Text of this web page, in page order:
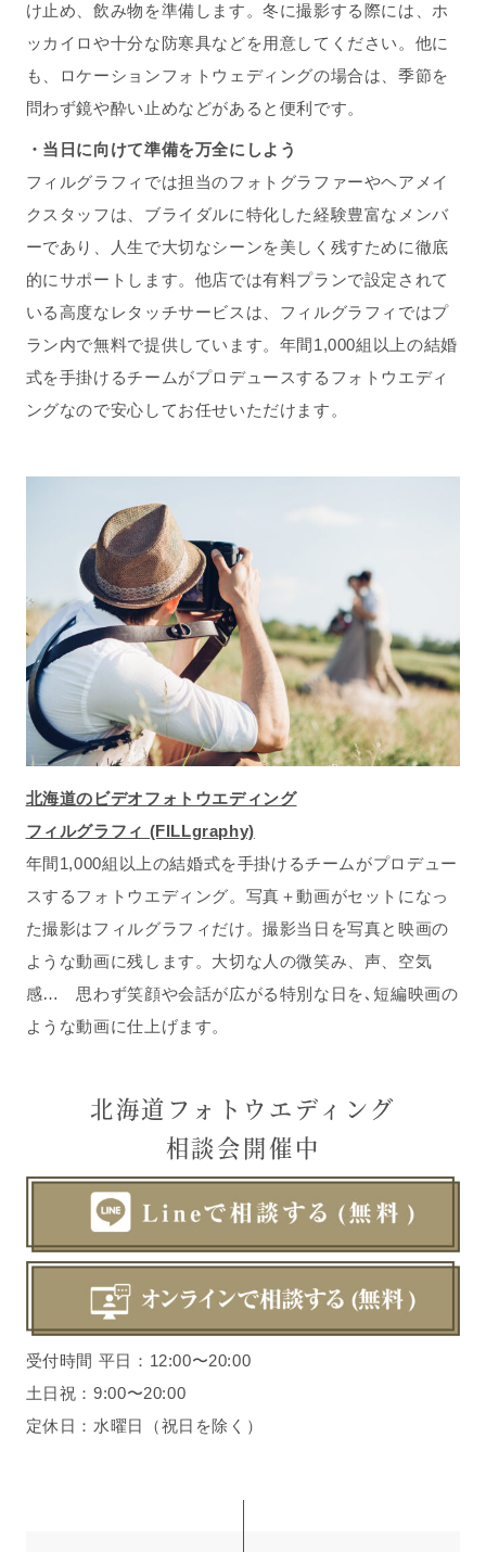
け止め、飲み物を準備します。冬に撮影する際には、ホ
ッカイロや十分な防寒具などを用意してください。他に
も、ロケーションフォトウェディングの場合は、季節を
問わず鏡や酔い止めなどがあると便利です。
・当日に向けて準備を万全にしよう
フィルグラフィでは担当のフォトグラファーやヘアメイ
クスタッフは、ブライダルに特化した経験豊富なメンバ
ーであり、人生で大切なシーンを美しく残すために徹底
的にサポートします。他店では有料プランで設定されて
いる高度なレタッチサービスは、フィルグラフィではプ
ラン内で無料で提供しています。年間1,000組以上の結婚
式を手掛けるチームがプロデュースするフォトウエディ
ングなので安心してお任せいただけます。
北海道のビデオフォトウエディング
フィルグラフィ (FILLgraphy)
年間1,000組以上の結婚式を手掛けるチームがプロデュー
スするフォトウエディング。写真＋動画がセットになっ
た撮影はフィルグラフィだけ。撮影当日を写真と映画の
ような動画に残します。大切な人の微笑み、声、空気
感… 思わず笑顔や会話が広がる特別な日を､短編映画の
ような動画に仕上げます。
北海道フォトウエディング
相談会開催中
受付時間 平日：12:00〜20:00
土日祝：9:00〜20:00
定休日：水曜日（祝日を除く）